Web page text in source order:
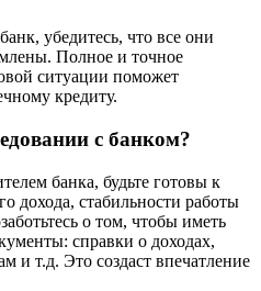
убедитесь, что все они
Полное и точное
ситуации поможет
кредиту.
с банком?
банка, будьте готовы к
дохода, стабильности работы
о том, чтобы иметь
справки о доходах,
и т.д. Это создаст впечатление